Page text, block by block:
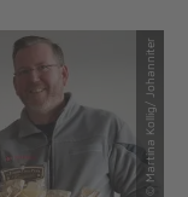
© Martina Kollig/ Johanniter